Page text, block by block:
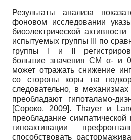
Результаты анализа
фоновом исследовании
биоэлектрической
испытуемых группы III по
группы I и II
большие значения СМ α- и
может отражать снижение
со стороны коры на
следовательно, в
преобладают гипоталамо-
[Сороко, 2009]. Thayer и
преобладание
гипоактивации
способствовать